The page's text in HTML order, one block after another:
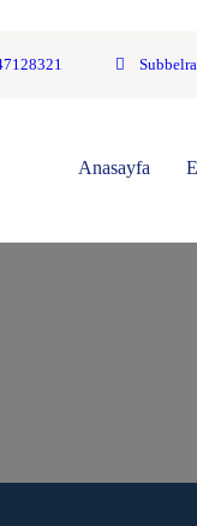
Anasayfa